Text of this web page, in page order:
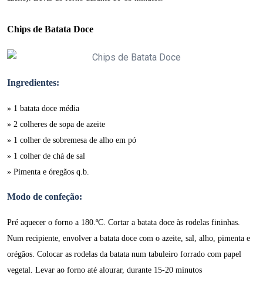
Chips de Batata Doce
Ingredientes:
» 1 batata doce média
» 2 colheres de sopa de azeite
» 1 colher de sobremesa de alho em pó
» 1 colher de chá de sal
» Pimenta e óregãos q.b.
Modo de confeção:
Pré aquecer o forno a 180.ºC. Cortar a batata doce às rodelas fininhas.
Num recipiente, envolver a batata doce com o azeite, sal, alho, pimenta e
orégãos. Colocar as rodelas da batata num tabuleiro forrado com papel
vegetal. Levar ao forno até alourar, durante 15-20 minutos